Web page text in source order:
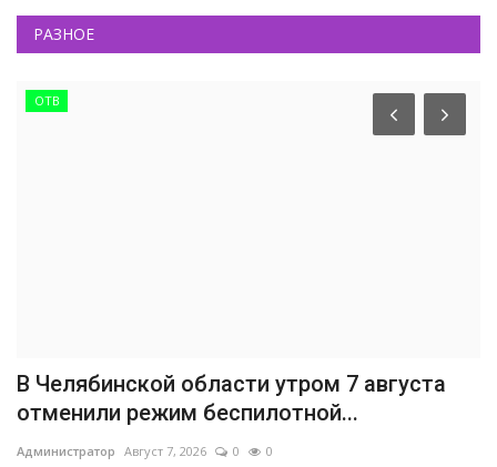
РАЗНОЕ
ОТВ
В Челябинской области утром 7 августа
отменили режим беспилотной...
Администратор Август 7, 2026 0 0